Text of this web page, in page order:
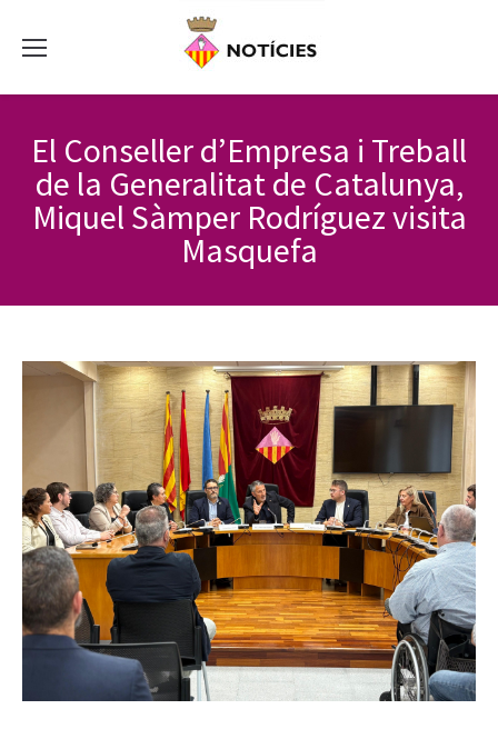
El Conseller d’Empresa i Treball
de la Generalitat de Catalunya,
Miquel Sàmper Rodríguez visita
Masquefa